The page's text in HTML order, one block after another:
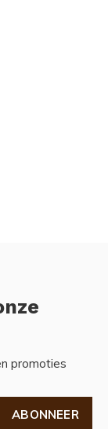
promoties
ABONNEER